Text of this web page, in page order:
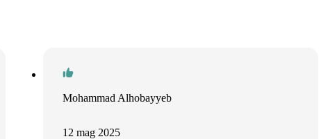
Mohammad Alhobayyeb
12 mag 2025